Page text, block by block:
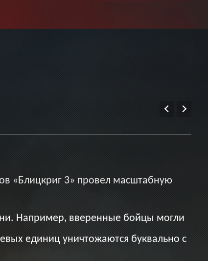
«Блицкриг 3» провел масштабную
Например, вверенные бойцы могли
единиц уничтожаются буквально с